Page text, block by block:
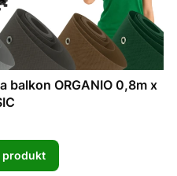
balkon ORGANIO 0,8m x
produkt